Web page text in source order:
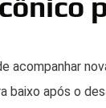
acompanhar
baixo após o